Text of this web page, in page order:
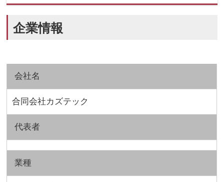
企業情報
会社名
合同会社カズテック
代表者
業種